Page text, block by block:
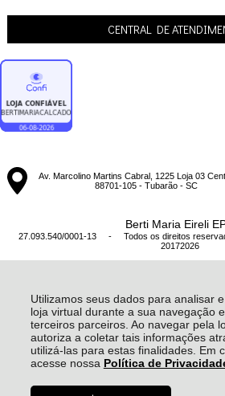
Utilizamos seus dados para analisar
loja virtual durante a sua navegação
terceiros parceiros. Ao navegar pela
autoriza a coletar tais informações
utilizá-las para estas finalidades. Em
acesse nossa Política de
CENTRAL DE
Av. Marcolino Martins Cabral, 1225 Loja 03
88701-105 - Tubarão - SC
Berti Maria Eireli
27.093.540/0001-13 - Todos os direitos
20172026